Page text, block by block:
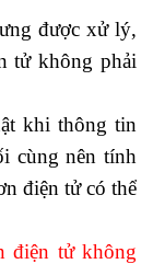
được xử lý,
tử không phải
khi thông tin
cùng nên tính
điện tử có thể
điện tử không